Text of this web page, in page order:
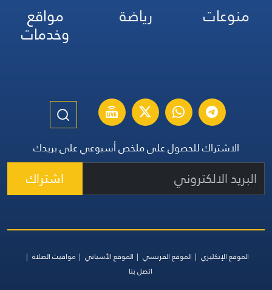
منوعات
رياضة مواقع
وخدمات
الاشتراك للحصول على ملخص أسبوعي على بريدك
اشتراك
الموقع الإنكليزي الموقع الفرنسي الموقع الأسباني
مواقيت الصلاة
اتصل بنا